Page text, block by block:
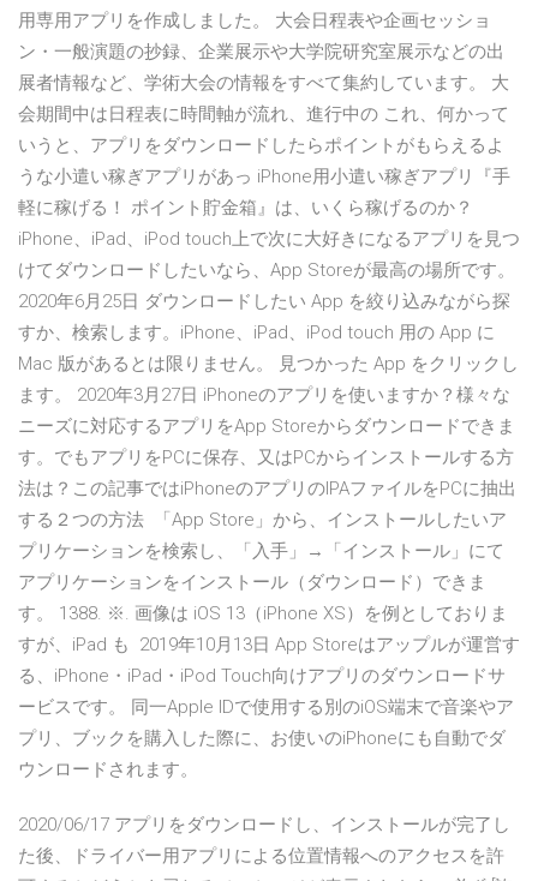
用専用アプリを作成しました。 大会日程表や企画セッショ
ン・一般演題の抄録、企業展示や大学院研究室展示などの出
展者情報など、学術大会の情報をすべて集約しています。 大
会期間中は日程表に時間軸が流れ、進行中の これ、何かって
いうと、アプリをダウンロードしたらポイントがもらえるよ
うな小遣い稼ぎアプリがあっ iPhone用小遣い稼ぎアプリ『手
軽に稼げる！ ポイント貯金箱』は、いくら稼げるのか？
iPhone、iPad、iPod touch上で次に大好きになるアプリを見つ
けてダウンロードしたいなら、App Storeが最高の場所です。
2020年6月25日 ダウンロードしたい App を絞り込みながら探
すか、検索します。iPhone、iPad、iPod touch 用の App に
Mac 版があるとは限りません。 見つかった App をクリックし
ます。 2020年3月27日 iPhoneのアプリを使いますか？様々な
ニーズに対応するアプリをApp Storeからダウンロードできま
す。でもアプリをPCに保存、又はPCからインストールする方
法は？この記事ではiPhoneのアプリのIPAファイルをPCに抽出
する２つの方法 「App Store」から、インストールしたいア
プリケーションを検索し、「入手」→「インストール」にて
アプリケーションをインストール（ダウンロード）できま
す。 1388. ※. 画像は iOS 13（iPhone XS）を例としておりま
すが、iPad も 2019年10月13日 App Storeはアップルが運営す
る、iPhone・iPad・iPod Touch向けアプリのダウンロードサ
ービスです。 同一Apple IDで使用する別のiOS端末で音楽やア
プリ、ブックを購入した際に、お使いのiPhoneにも自動でダ
ウンロードされます。
2020/06/17 アプリをダウンロードし、インストールが完了し
た後、ドライバー用アプリによる位置情報へのアクセスを許